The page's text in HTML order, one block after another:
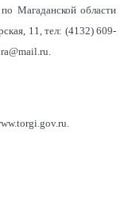
Магаданской области
11, тел: (4132) 609-